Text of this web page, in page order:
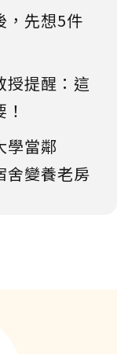
，先想5件
授提醒：這
學當鄰
舍變養老房